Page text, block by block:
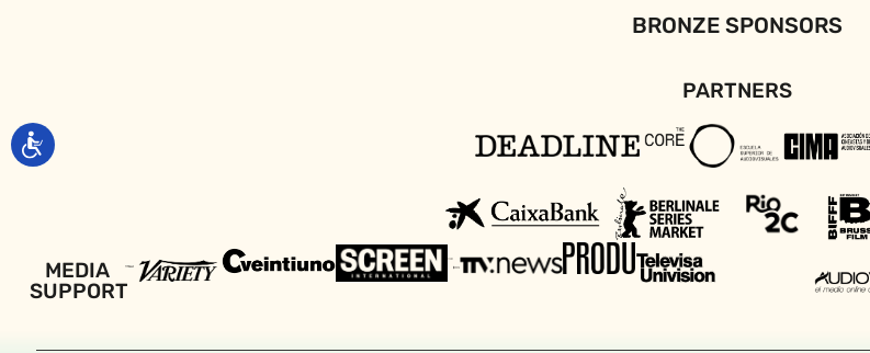
BRONZE SPONSORS
PARTNERS
MEDIA
SUPPORT